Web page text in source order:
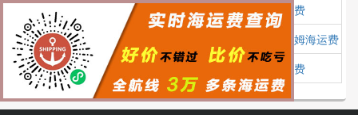
杰考
jakhau 印度
杰考海运费
布里克瑟姆
brixham
布里克瑟姆海运费
大山
taesan 韩国 大山海运费